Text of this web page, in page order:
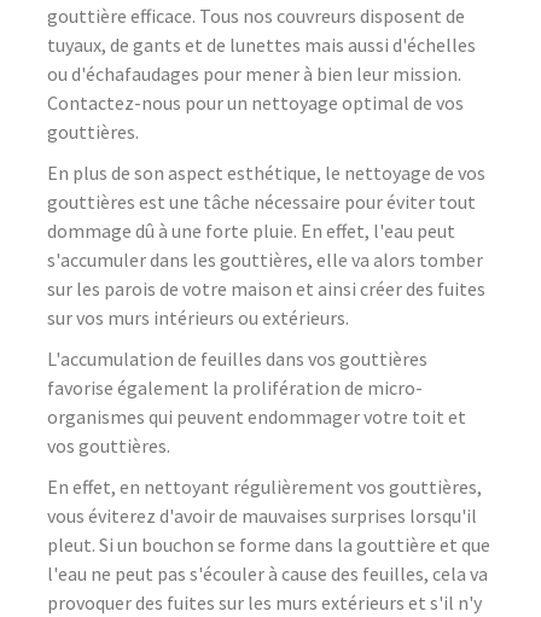
gouttière efficace. Tous nos couvreurs disposent de
tuyaux, de gants et de lunettes mais aussi d'échelles
ou d'échafaudages pour mener à bien leur mission.
Contactez-nous pour un nettoyage optimal de vos
gouttières.
En plus de son aspect esthétique, le nettoyage de vos
gouttières est une tâche nécessaire pour éviter tout
dommage dû à une forte pluie. En effet, l'eau peut
s'accumuler dans les gouttières, elle va alors tomber
sur les parois de votre maison et ainsi créer des fuites
sur vos murs intérieurs ou extérieurs.
L'accumulation de feuilles dans vos gouttières
favorise également la prolifération de micro-
organismes qui peuvent endommager votre toit et
vos gouttières.
En effet, en nettoyant régulièrement vos gouttières,
vous éviterez d'avoir de mauvaises surprises lorsqu'il
pleut. Si un bouchon se forme dans la gouttière et que
l'eau ne peut pas s'écouler à cause des feuilles, cela va
provoquer des fuites sur les murs extérieurs et s'il n'y